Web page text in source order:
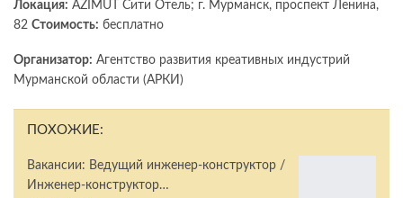
Локация: AZIMUT Сити Отель; г. Мурманск, проспект Ленина,
82 Стоимость: бесплатно
Организатор: Агентство развития креативных индустрий
Мурманской области (АРКИ)
ПОХОЖИЕ:
Вакансии: Ведущий инженер-конструктор /
Инженер-конструктор…